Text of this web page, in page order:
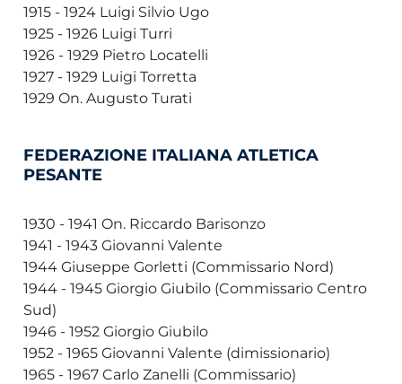
1915 - 1924 Luigi Silvio Ugo
1925 - 1926 Luigi Turri
1926 - 1929 Pietro Locatelli
1927 - 1929 Luigi Torretta
1929 On. Augusto Turati
FEDERAZIONE ITALIANA ATLETICA
PESANTE
1930 - 1941 On. Riccardo Barisonzo
1941 - 1943 Giovanni Valente
1944 Giuseppe Gorletti (Commissario Nord)
1944 - 1945 Giorgio Giubilo (Commissario Centro
Sud)
1946 - 1952 Giorgio Giubilo
1952 - 1965 Giovanni Valente (dimissionario)
1965 - 1967 Carlo Zanelli (Commissario)